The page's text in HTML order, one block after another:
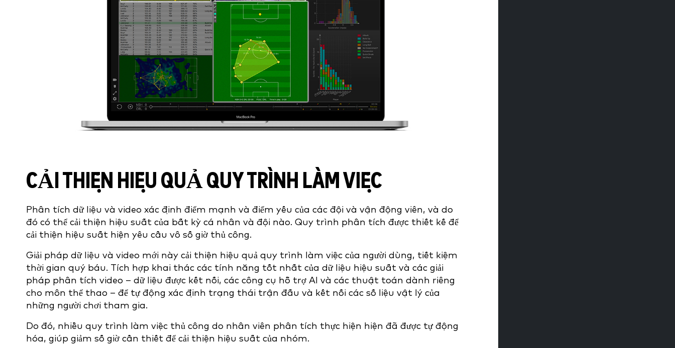
CẢI THIỆN HIỆU QUẢ QUY TRÌNH LÀM VIỆC
Phân tích dữ liệu và video xác định điểm mạnh và điểm yếu của các đội và vận động viên, và do
đó có thể cải thiện hiệu suất của bất kỳ cá nhân và đội nào. Quy trình phân tích được thiết kế để
cải thiện hiệu suất hiện yêu cầu vô số giờ thủ công.
Giải pháp dữ liệu và video mới này cải thiện hiệu quả quy trình làm việc của người dùng, tiết kiệm
thời gian quý báu. Tích hợp khai thác các tính năng tốt nhất của dữ liệu hiệu suất và các giải
pháp phân tích video – dữ liệu được kết nối, các công cụ hỗ trợ AI và các thuật toán dành riêng
cho môn thể thao – để tự động xác định trạng thái trận đấu và kết nối các số liệu vật lý của
những người chơi tham gia.
Do đó, nhiều quy trình làm việc thủ công do nhân viên phân tích thực hiện hiện đã được tự động
hóa, giúp giảm số giờ cần thiết để cải thiện hiệu suất của nhóm.